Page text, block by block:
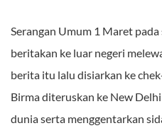
Serangan Umum 1 Maret
beritakan ke luar negeri
berita itu lalu disiarkan ke
Birma diteruskan ke New
dunia serta menggentarkan